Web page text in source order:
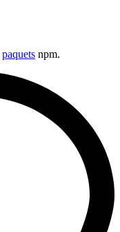
paquets npm.